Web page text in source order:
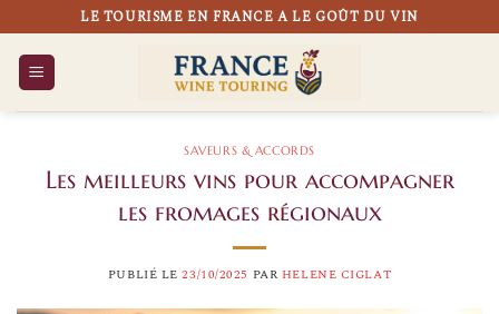
au
contenu
LE TOURISME EN FRANCE A LE GOÛT DU VIN
SAVEURS & ACCORDS
Les meilleurs vins pour accompagner
les fromages régionaux
PUBLIÉ LE23/10/2025 PAR HELENE CIGLAT